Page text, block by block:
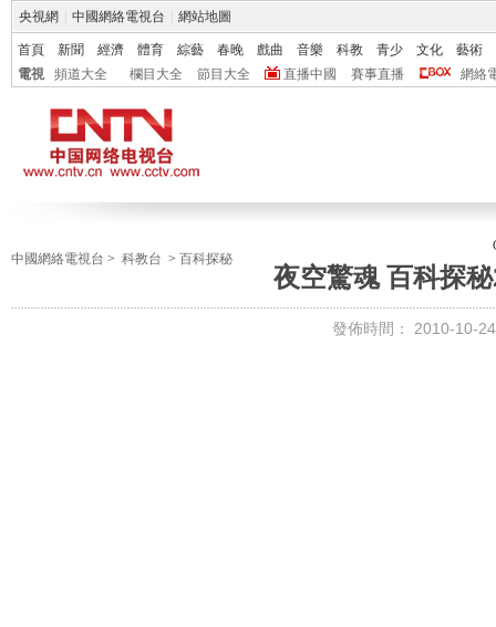
央視網 中國網絡電視台 網站地圖
首頁 新聞 經濟 體育 綜藝 春晚 戲曲 音樂 科教 青少 文化
藝術
電視
頻道大全 欄目大全 節目大全 直播中國 賽事直播 網絡
中國網絡電視台 > 科教台 > 百科探秘
夜空驚魂 百科探秘
發佈時間： 2010-10-